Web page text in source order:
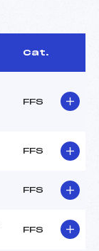
Cat.
FFS
FFS
FFS
FFS